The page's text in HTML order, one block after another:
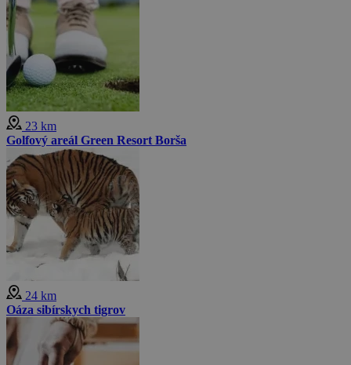
23 km
Golfový areál Green Resort Borša
24 km
Oáza sibírskych tigrov